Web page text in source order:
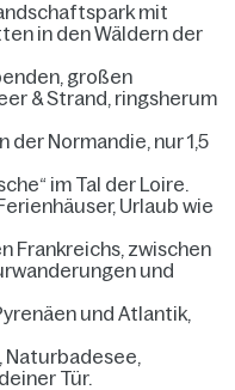
mit
in den Wäldern der
großen
& Strand, ringsherum
der Normandie, nur 1,5
im Tal der Loire.
Urlaub wie
Frankreichs, zwischen
und
und Atlantik,
Naturbadesee,
Tür.